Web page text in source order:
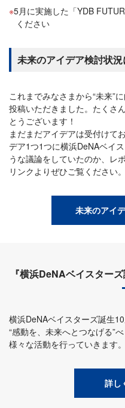
5月に実施した「YDB
ください
未来のアイデア検討状
これまでみなさまから“未来”
投稿いただきました。たくさ
とうございます！
まだまだアイデアは受付けて
デア1つ1つに横浜DeNAベイ
うな議論をしていたのか、レ
リンクよりぜひご覧ください。
未来のアイ
『横浜DeNAベイスター
横浜DeNAベイスターズ誕生
“感動を、未来へとつなげる”べ
様々な活動を行っていきます。
詳し